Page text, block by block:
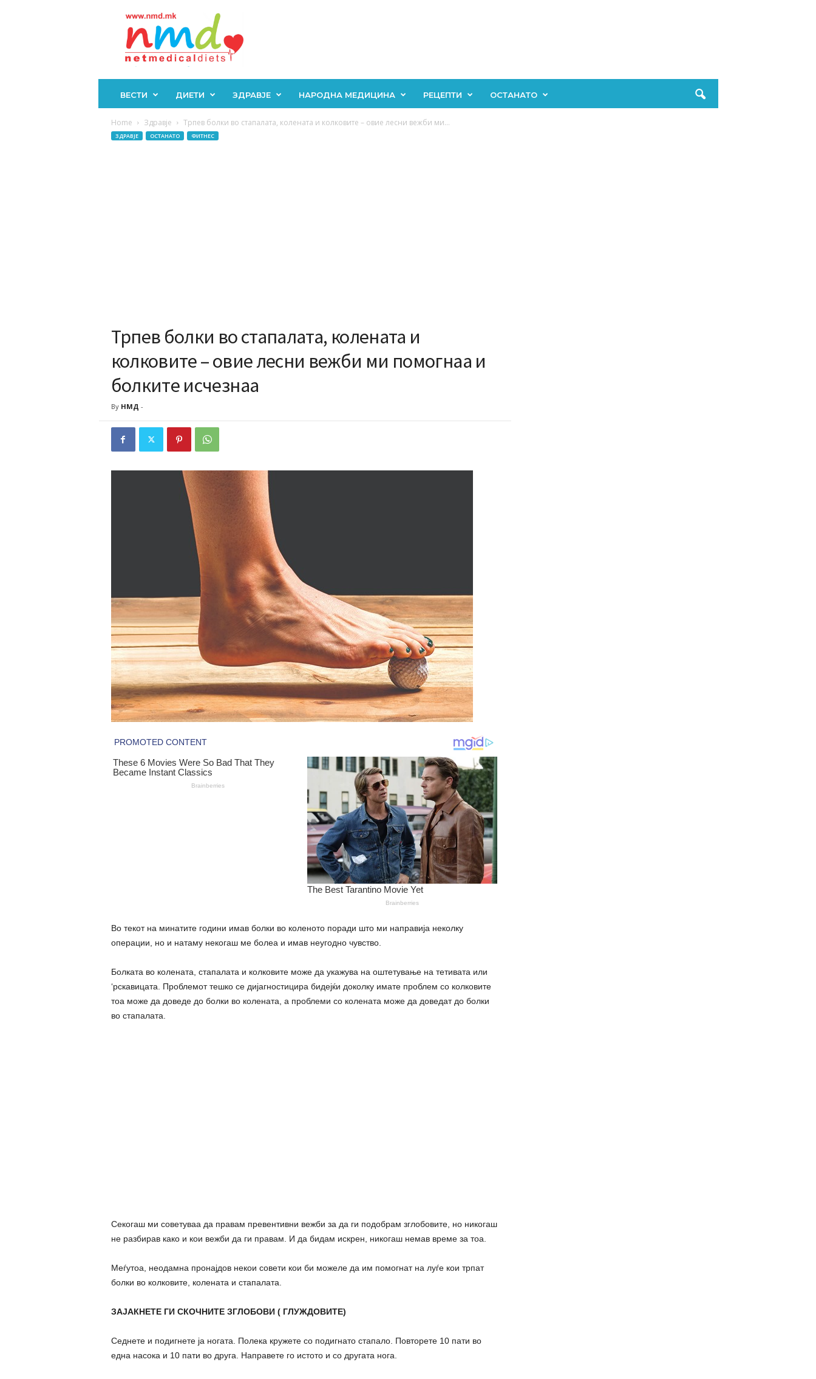
ВЕСТИ ДИЕТИ ЗДРАВЈЕ НАРОДНА МЕДИЦИНА РЕЦЕПТИ ОСТАНАТО
Home Здравје Трпев болки во стапалата, колената и колковите – овие лесни вежби ми...
ЗДРАВЈЕ ОСТАНАТО ФИТНЕС
Трпев болки во стапалата, колената и
колковите – овие лесни вежби ми помогнаа и
болките исчезнаа
By НМД -
Во текот на минатите години имав болки во коленото поради што ми направија неколку
операции, но и натаму некогаш ме болеа и имав неугодно чувство.
Болката во колената, стапалата и колковите може да укажува на оштетување на тетивата или
‘рскавицата. Проблемот тешко се дијагностицира бидејќи доколку имате проблем со колковите
тоа може да доведе до болки во колената, а проблеми со колената може да доведат до болки
во стапалата.
Секогаш ми советуваа да правам превентивни вежби за да ги подобрам зглобовите, но никогаш
не разбирав како и кои вежби да ги правам. И да бидам искрен, никогаш немав време за тоа.
Меѓутоа, неодамна пронајдов некои совети кои би можеле да им помогнат на луѓе кои трпат
болки во колковите, колената и стапалата.
ЗАЈАКНЕТЕ ГИ СКОЧНИТЕ ЗГЛОБОВИ ( ГЛУЖДОВИТЕ)
Седнете и подигнете ја ногата. Полека кружете со подигнато стапало. Повторете 10 пати во
една насока и 10 пати во друга. Направете го истото и со другата нога.